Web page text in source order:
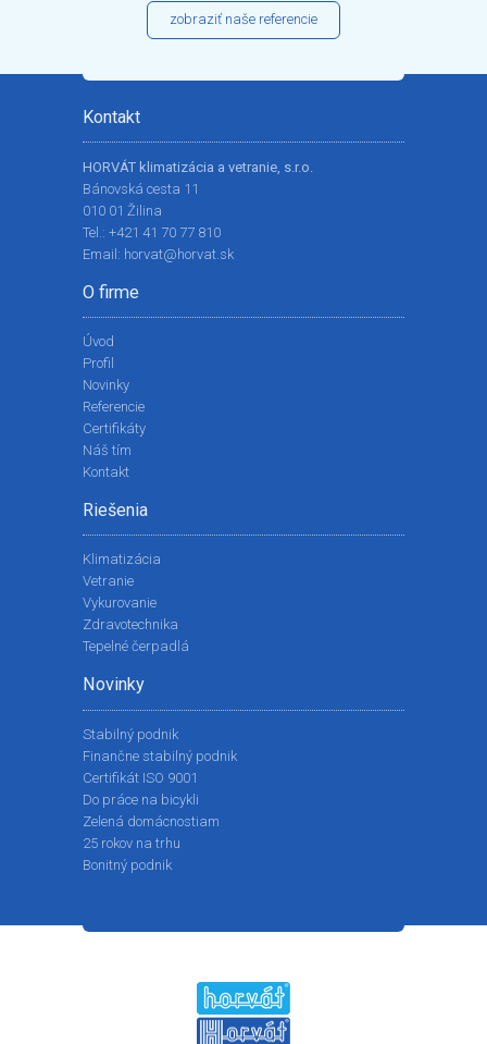
zobraziť naše referencie
Kontakt
HORVÁT klimatizácia a vetranie, s.r.o.
Bánovská cesta 11
010 01 Žilina
Tel.: +421 41 70 77 810
Email: horvat@horvat.sk
O firme
Úvod
Profil
Novinky
Referencie
Certifikáty
Náš tím
Kontakt
Riešenia
Klimatizácia
Vetranie
Vykurovanie
Zdravotechnika
Tepelné čerpadlá
Novinky
Stabilný podnik
Finančne stabilný podnik
Certifikát ISO 9001
Do práce na bicykli
Zelená domácnostiam
25 rokov na trhu
Bonitný podnik